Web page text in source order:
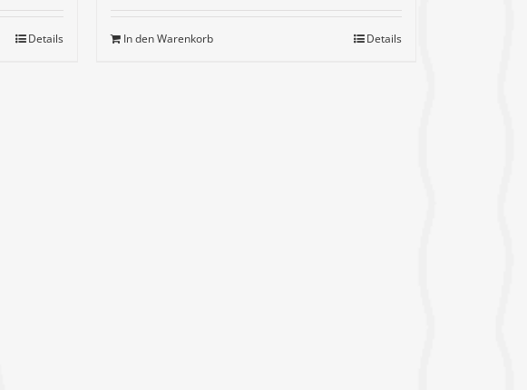
Details In den Warenkorb Details